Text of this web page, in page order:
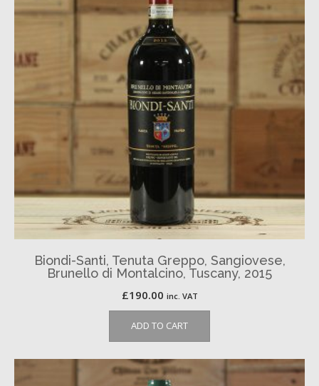
Biondi-Santi, Tenuta Greppo, Sangiovese,
Brunello di Montalcino, Tuscany, 2015
£190.00 inc. VAT
ADD TO CART